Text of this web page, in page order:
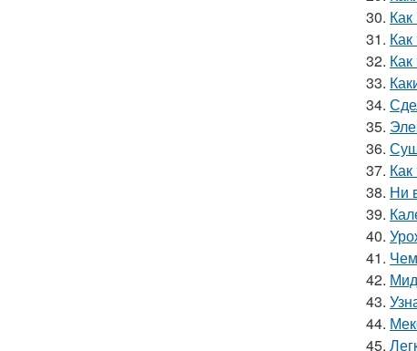
30.
31.
32.
33.
34.
35.
36.
37.
38. Ни
39.
40.
41.
42.
43.
44.
45.